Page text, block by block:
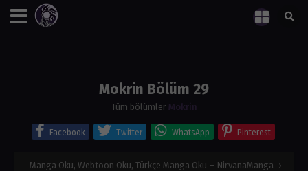
Mokrin Bölüm 29
Tüm bölümler Mokrin
Facebook Twitter WhatsApp Pinterest
Manga Oku, Webtoon Oku, Türkçe Manga Oku – NirvanaManga ›